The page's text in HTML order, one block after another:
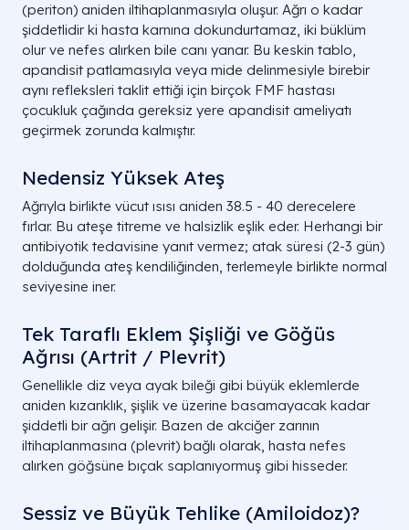
(periton) aniden iltihaplanmasıyla oluşur. Ağrı o kadar
şiddetlidir ki hasta karnına dokundurtamaz, iki büklüm
olur ve nefes alırken bile canı yanar. Bu keskin tablo,
apandisit patlamasıyla veya mide delinmesiyle birebir
aynı refleksleri taklit ettiği için birçok FMF hastası
çocukluk çağında gereksiz yere apandisit ameliyatı
geçirmek zorunda kalmıştır.
Nedensiz Yüksek Ateş
Ağrıyla birlikte vücut ısısı aniden 38.5 - 40 derecelere
fırlar. Bu ateşe titreme ve halsizlik eşlik eder. Herhangi bir
antibiyotik tedavisine yanıt vermez; atak süresi (2-3 gün)
dolduğunda ateş kendiliğinden, terlemeyle birlikte normal
seviyesine iner.
Tek Taraflı Eklem Şişliği ve Göğüs
Ağrısı (Artrit / Plevrit)
Genellikle diz veya ayak bileği gibi büyük eklemlerde
aniden kızarıklık, şişlik ve üzerine basamayacak kadar
şiddetli bir ağrı gelişir. Bazen de akciğer zarının
iltihaplanmasına (plevrit) bağlı olarak, hasta nefes
alırken göğsüne bıçak saplanıyormuş gibi hisseder.
Sessiz ve Büyük Tehlike (Amiloidoz)?